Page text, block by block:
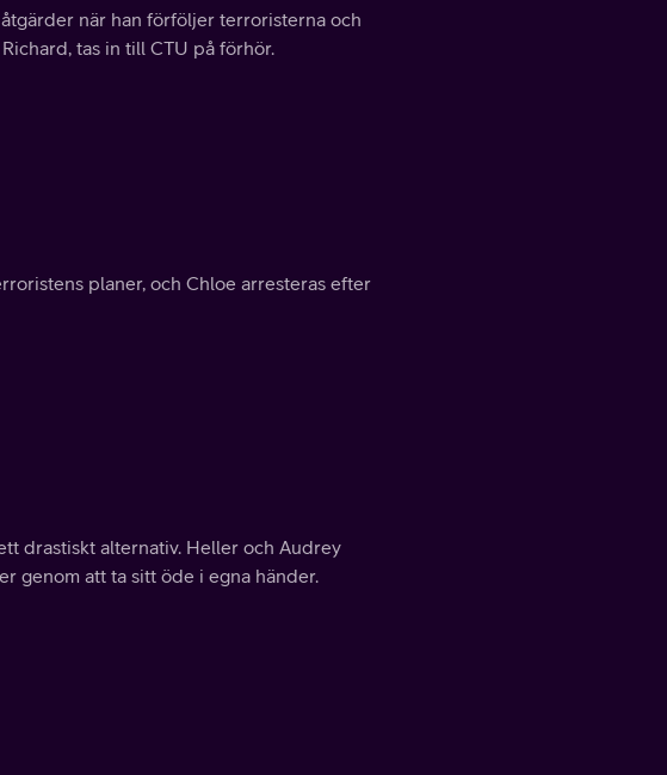
när han förföljer terroristerna och
tas in till CTU på förhör.
planer, och Chloe arresteras efter
drastiskt alternativ. Heller och Audrey
genom att ta sitt öde i egna händer.